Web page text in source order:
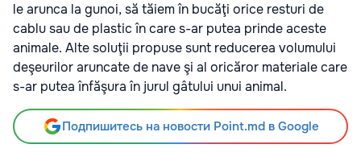
le arunca la gunoi, să tăiem în bucăţi orice resturi de
cablu sau de plastic în care s-ar putea prinde aceste
animale. Alte soluţii propuse sunt reducerea volumului
deşeurilor aruncate de nave şi al oricăror materiale care
s-ar putea înfăşura în jurul gâtului unui animal.
Подпишитесь на новости Point.md в Google